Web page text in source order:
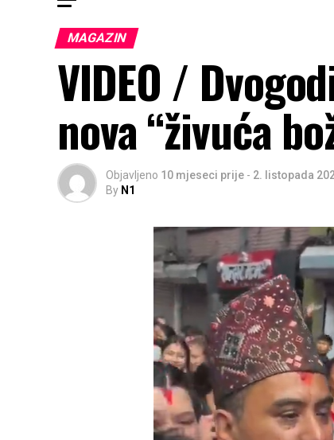
MAGAZIN
VIDEO /
nova “živuća
Objavljeno 10 mjeseci prije - 2. listopada
By N1